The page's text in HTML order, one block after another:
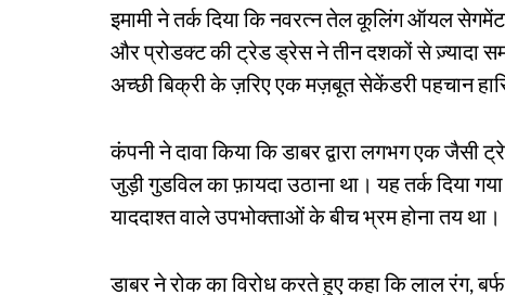
इमामी ने तर्क दिया कि नवरत्न तेल कूलिंग ऑयल
और प्रोडक्ट की ट्रेड ड्रेस ने तीन दशकों से ज़्यादा
अच्छी बिक्री के ज़रिए एक मज़बूत सेकेंडरी पहचान
कंपनी ने दावा किया कि डाबर द्वारा लगभग एक
जुड़ी गुडविल का फ़ायदा उठाना था। यह तर्क दिया
याददाश्त वाले उपभोक्ताओं के बीच भ्रम होना तय था।
डाबर ने रोक का विरोध करते हुए कहा कि लाल रंग,